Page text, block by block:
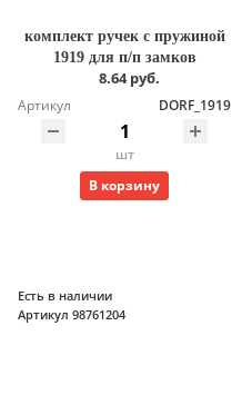
комплект ручек с пружиной
1919 для п/п замков
8.64 руб.
Артикул DORF_1919
шт
В корзину
Есть в наличии
Артикул 98761204